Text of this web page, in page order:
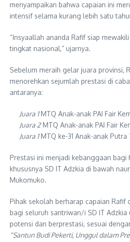
menyampaikan bahwa capaian ini
intensif selama kurang lebih satu
“Insyaallah ananda Rafif siap
tingkat nasional,” ujarnya.
Sebelum meraih gelar juara provinsi,
menorehkan sejumlah prestasi di
antaranya:
Juara 1MTQ Anak-anak PAI Fair
Juara 2MTQ Anak-anak PAI Fair
Juara 1MTQ ke-31 Anak-anak
Prestasi ini menjadi kebanggaan bagi
khususnya SD IT Adzkia di bawah
Mukomuko.
Pihak sekolah berharap capaian Rafif
bagi seluruh santriwan/i SD IT
potensi dan berprestasi, sesuai
“Santun Budi Pekerti, Unggul dalam